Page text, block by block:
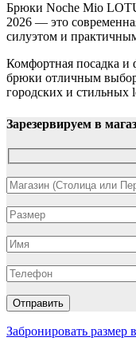
Брюки Noche Mio
2026 — это
силуэтом и
Комфортная посадка и
брюки отличным
городских и стильных
Зарезервируем в
Забронировать размер